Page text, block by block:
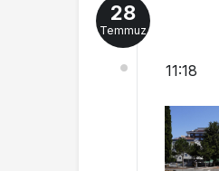
28
Temmuz
11:18